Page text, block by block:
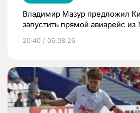
Владимир Мазур предложил
запустить прямой авиарейс из
20:40 / 06.08.26